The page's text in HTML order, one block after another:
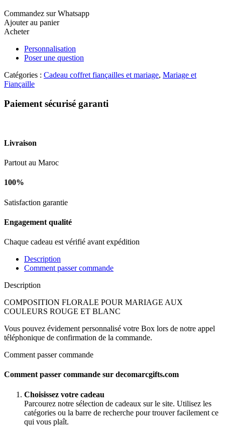
florale
prestige
pour
mariage
Commandez sur Whatsapp
Ajouter au panier
Acheter
Personnalisation
Poser une question
Catégories : Cadeau coffret fiançailles et mariage, Mariage et
Fiançaille
Paiement sécurisé garanti
Livraison
Partout au Maroc
100%
Satisfaction garantie
Engagement qualité
Chaque cadeau est vérifié avant expédition
Description
Comment passer commande
Description
COMPOSITION FLORALE POUR MARIAGE AUX
COULEURS ROUGE ET BLANC
Vous pouvez évidement personnalisé votre Box lors de notre appel
téléphonique de confirmation de la commande.
Comment passer commande
Comment passer commande sur decomarcgifts.com
Choisissez votre cadeau
Parcourez notre sélection de cadeaux sur le site. Utilisez les
catégories ou la barre de recherche pour trouver facilement ce
qui vous plaît.